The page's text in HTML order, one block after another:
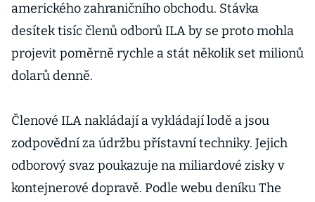
amerického zahraničního obchodu. Stávka
desítek tisíc členů odborů ILA by se proto mohla
projevit poměrně rychle a stát několik set milionů
dolarů denně.
Členové ILA nakládají a vykládají lodě a jsou
zodpovědní za údržbu přístavní techniky. Jejich
odborový svaz poukazuje na miliardové zisky v
kontejnerové dopravě. Podle webu deníku The